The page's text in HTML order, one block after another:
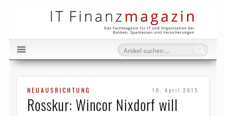
NEUAUSRICHTUNG 10. April 2015
Rosskur: Wincor Nixdorf will